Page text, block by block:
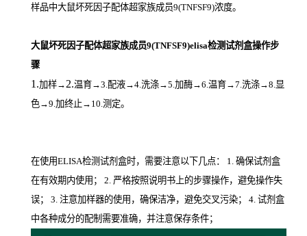
样品中大鼠坏死因子配体超家族成员9(TNFSF9)浓度。
大鼠坏死因子配体超家族成员9(TNFSF9)elisa检测试剂盒操作步
骤
1.加样→ 2.温育→3.配液→4.洗涤→5.加酶→6.温育→7.洗涤→8.显
色→9.加终止→10.测定。
在使用ELISA检测试剂盒时，需要注意以下几点： 1. 确保试剂盒
在有效期内使用； 2. 严格按照说明书上的步骤操作，避免操作失
误； 3. 注意加样器的使用，确保洁净，避免交叉污染； 4. 试剂盒
中各种成分的配制需要准确，并注意保存条件；